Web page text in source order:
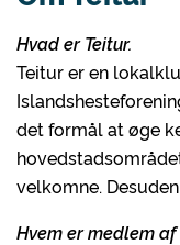
Hvad er Teitur.
Teitur er en
det formål at øge
velkomne.
Hvem er medlem af